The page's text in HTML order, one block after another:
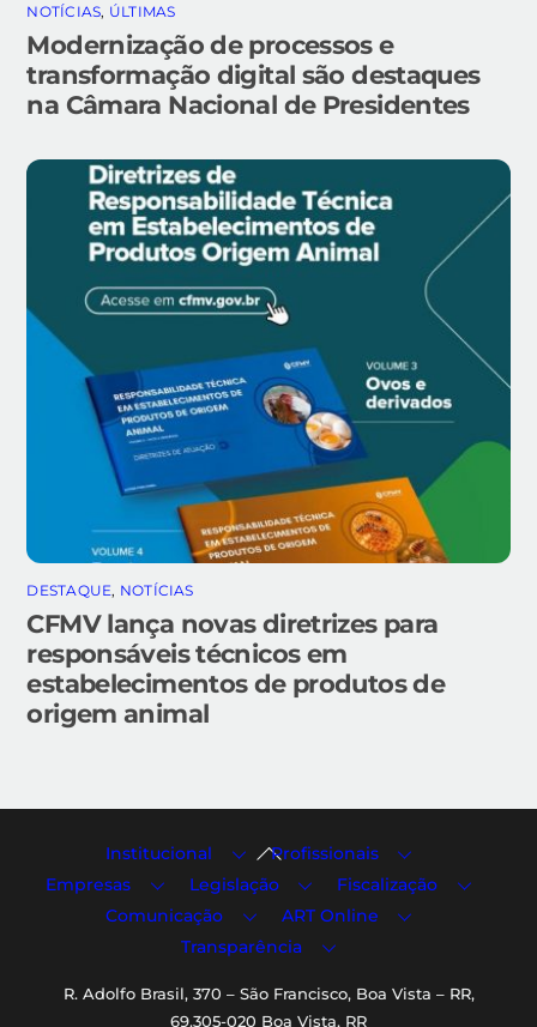
NOTÍCIAS, ÚLTIMAS
Modernização de processos e
transformação digital são destaques
na Câmara Nacional de Presidentes
DESTAQUE, NOTÍCIAS
CFMV lança novas diretrizes para
responsáveis técnicos em
estabelecimentos de produtos de
origem animal
Back
To
Top
Institucional
Profissionais
Empresas
Legislação
Fiscalização
Comunicação
ART Online
Transparência
R. Adolfo Brasil, 370 – São Francisco, Boa Vista – RR,
69.305-020 Boa Vista, RR